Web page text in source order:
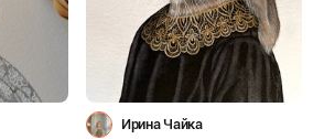
Ирина Чайка